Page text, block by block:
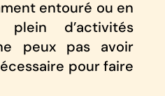
entouré ou en
d’activités
peux pas avoir
pour faire